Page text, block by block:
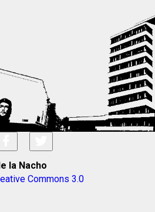
la Nacho
Commons 3.0